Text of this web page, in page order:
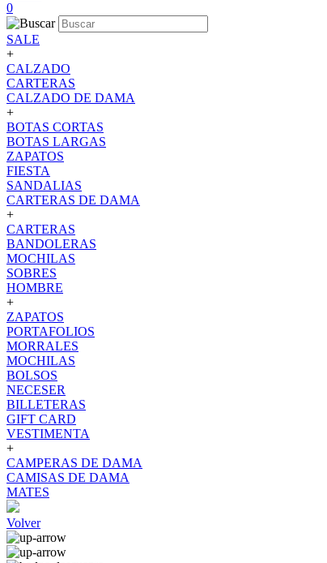
0
SALE
+
CALZADO
CARTERAS
CALZADO DE DAMA
+
BOTAS CORTAS
BOTAS LARGAS
ZAPATOS
FIESTA
SANDALIAS
CARTERAS DE DAMA
+
CARTERAS
BANDOLERAS
MOCHILAS
SOBRES
HOMBRE
+
ZAPATOS
PORTAFOLIOS
MORRALES
MOCHILAS
BOLSOS
NECESER
BILLETERAS
GIFT CARD
VESTIMENTA
+
CAMPERAS DE DAMA
CAMISAS DE DAMA
MATES
Volver